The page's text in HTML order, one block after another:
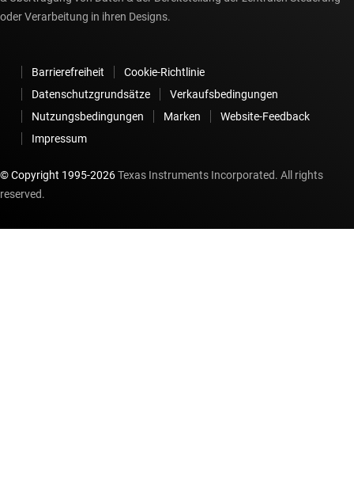
oder Verarbeitung in ihren Designs.
Barrierefreiheit
Cookie-Richtlinie
Datenschutzgrundsätze
Verkaufsbedingungen
Nutzungsbedingungen
Marken
Website-Feedback
Impressum
© Copyright 1995-2026Texas Instruments Incorporated. All rights
reserved.